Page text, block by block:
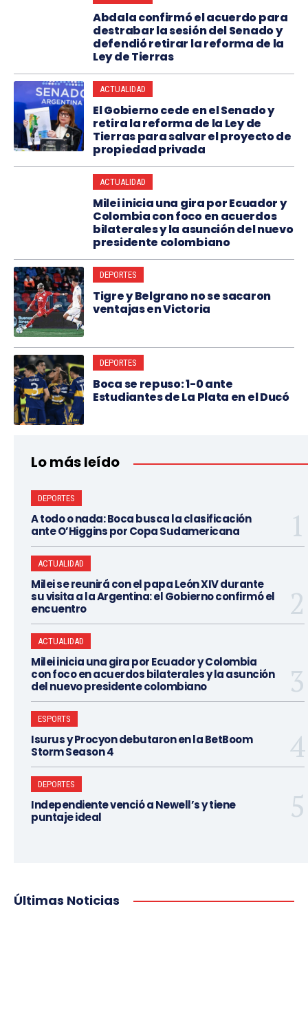
Abdala confirmó el acuerdo para
destrabar la sesión del Senado y
defendió retirar la reforma de la
Ley de Tierras
ACTUALIDAD
El Gobierno cede en el Senado y
retira la reforma de la Ley de
Tierras para salvar el proyecto de
propiedad privada
ACTUALIDAD
Milei inicia una gira por Ecuador y
Colombia con foco en acuerdos
bilaterales y la asunción del nuevo
presidente colombiano
DEPORTES
Tigre y Belgrano no se sacaron
ventajas en Victoria
DEPORTES
Boca se repuso: 1-0 ante
Estudiantes de La Plata en el Ducó
Lo más leído
DEPORTES
A todo o nada: Boca busca la clasificación
ante O’Higgins por Copa Sudamericana
ACTUALIDAD
Milei se reunirá con el papa León XIV durante
su visita a la Argentina: el Gobierno confirmó el
encuentro
ACTUALIDAD
Milei inicia una gira por Ecuador y Colombia
con foco en acuerdos bilaterales y la asunción
del nuevo presidente colombiano
ESPORTS
Isurus y Procyon debutaron en la BetBoom
Storm Season 4
DEPORTES
Independiente venció a Newell’s y tiene
puntaje ideal
Últimas Noticias